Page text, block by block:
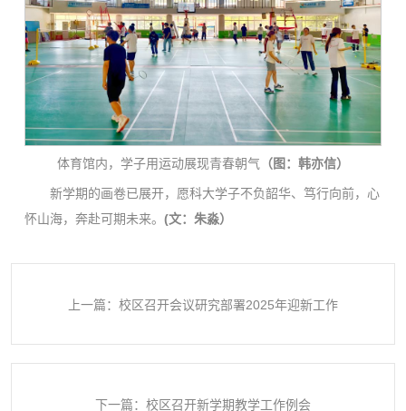
体育馆内，学子用运动展现青春朝气 （图：韩亦信）
新学期的画卷已展开，愿科大学子不负韶华、笃行向前，心
怀山海，奔赴可期未来。 (文：朱淼）
上一篇：校区召开会议研究部署2025年迎新工作
下一篇：校区召开新学期教学工作例会